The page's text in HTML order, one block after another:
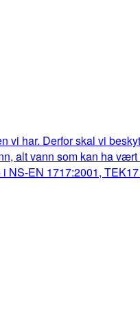
vi har. Derfor skal vi
alt vann som kan ha
EN 1717:2001,